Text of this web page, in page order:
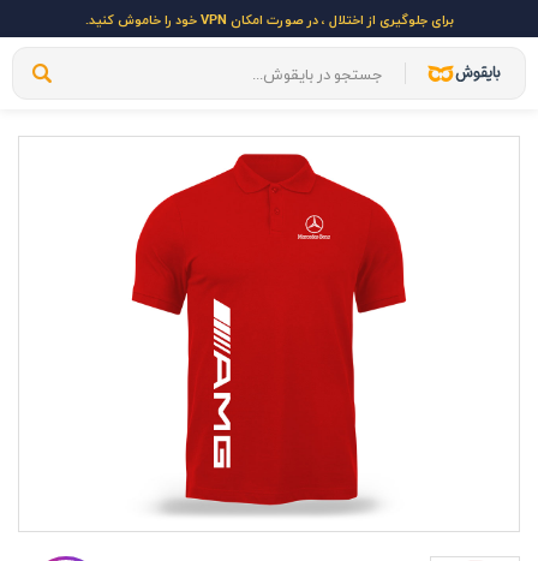
برای جلوگیری از اختلال ، در صورت امکان VPN خود را خاموش کنید.